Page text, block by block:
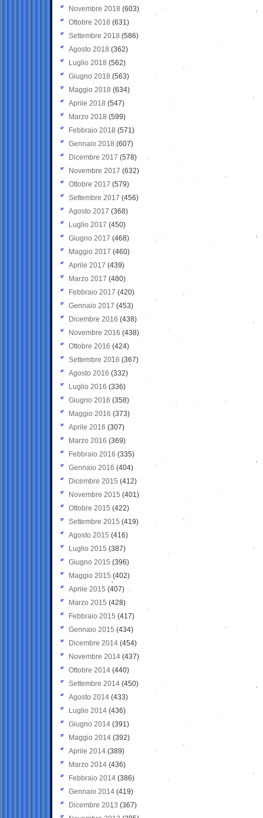
Novembre 2018 (603)
Ottobre 2018 (631)
Settembre 2018 (586)
Agosto 2018 (362)
Luglio 2018 (562)
Giugno 2018 (563)
Maggio 2018 (634)
Aprile 2018 (547)
Marzo 2018 (599)
Febbraio 2018 (571)
Gennaio 2018 (607)
Dicembre 2017 (578)
Novembre 2017 (632)
Ottobre 2017 (579)
Settembre 2017 (456)
Agosto 2017 (368)
Luglio 2017 (450)
Giugno 2017 (468)
Maggio 2017 (460)
Aprile 2017 (439)
Marzo 2017 (480)
Febbraio 2017 (420)
Gennaio 2017 (453)
Dicembre 2016 (438)
Novembre 2016 (438)
Ottobre 2016 (424)
Settembre 2016 (367)
Agosto 2016 (332)
Luglio 2016 (336)
Giugno 2016 (358)
Maggio 2016 (373)
Aprile 2016 (307)
Marzo 2016 (369)
Febbraio 2016 (335)
Gennaio 2016 (404)
Dicembre 2015 (412)
Novembre 2015 (401)
Ottobre 2015 (422)
Settembre 2015 (419)
Agosto 2015 (416)
Luglio 2015 (387)
Giugno 2015 (396)
Maggio 2015 (402)
Aprile 2015 (407)
Marzo 2015 (428)
Febbraio 2015 (417)
Gennaio 2015 (434)
Dicembre 2014 (454)
Novembre 2014 (437)
Ottobre 2014 (440)
Settembre 2014 (450)
Agosto 2014 (433)
Luglio 2014 (436)
Giugno 2014 (391)
Maggio 2014 (392)
Aprile 2014 (389)
Marzo 2014 (436)
Febbraio 2014 (386)
Gennaio 2014 (419)
Dicembre 2013 (367)